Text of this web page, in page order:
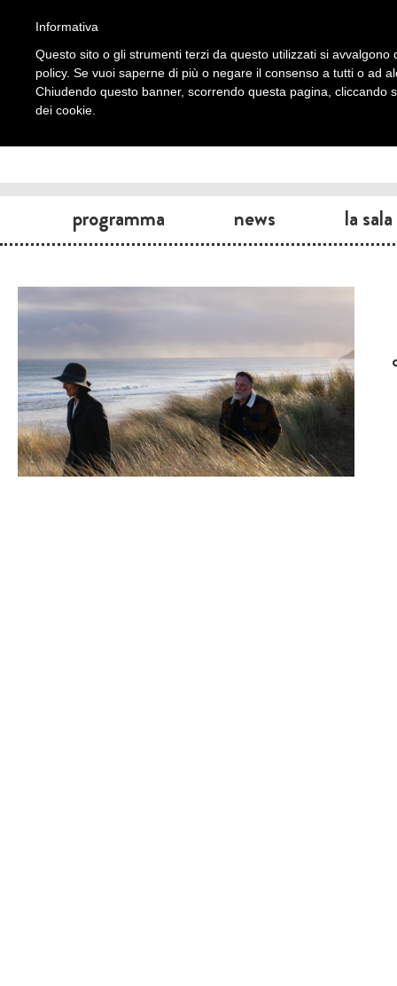
programma news la sala
Informativa
Questo sito o gli strumenti terzi da questo utilizzati si
policy. Se vuoi saperne di più o negare il consenso a tutti o ad
Chiudendo questo banner, scorrendo questa pagina, cliccando
dei cookie.